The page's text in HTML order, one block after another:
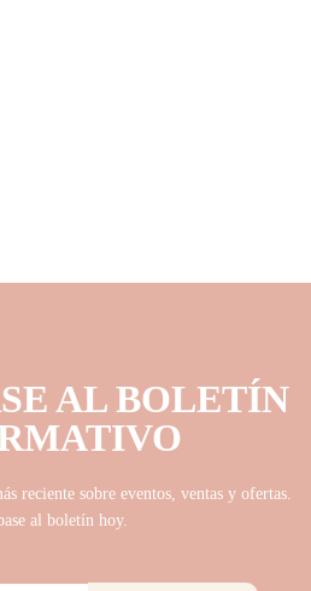
AL BOLETÍN
reciente sobre eventos, ventas y ofertas.
al boletín hoy.